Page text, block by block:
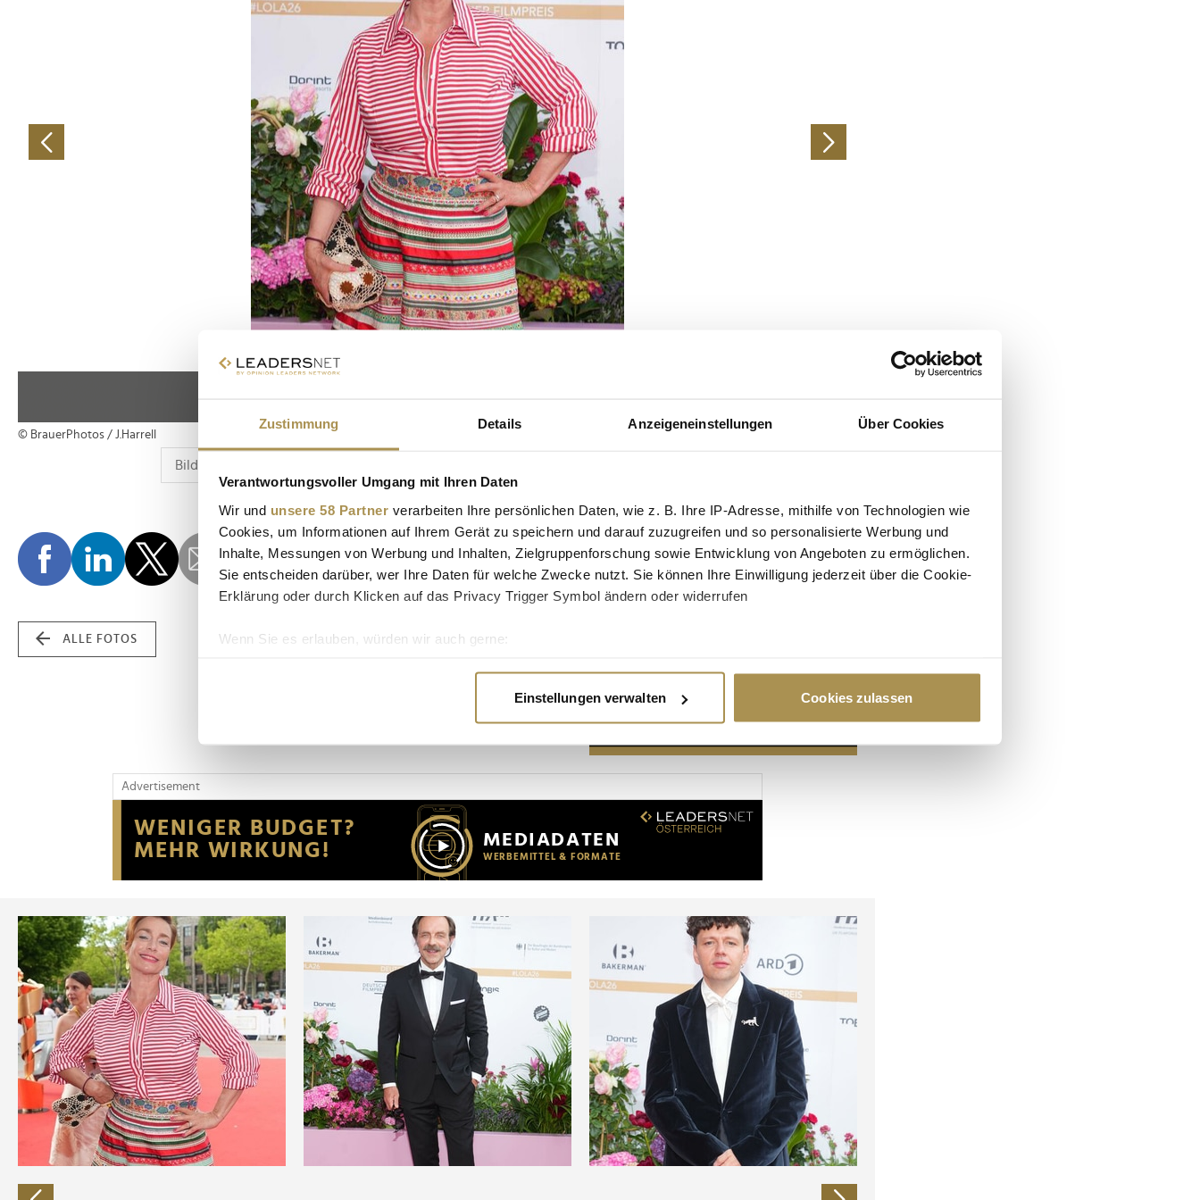
Zustimmung Details Anzeigeneinstellungen Über Cookies
Verantwortungsvoller Umgang mit Ihren Daten
Wir und unsere 58 Partner verarbeiten Ihre persönlichen Daten, wie z. B. Ihre IP-Adresse, mithilfe von Technologien wie
Cookies, um Informationen auf Ihrem Gerät zu speichern und darauf zuzugreifen und so personalisierte Werbung und
Inhalte, Messungen von Werbung und Inhalten, Zielgruppenforschung sowie Entwicklung von Angeboten zu ermöglichen.
Sie entscheiden darüber, wer Ihre Daten für welche Zwecke nutzt. Sie können Ihre Einwilligung jederzeit über die Cookie-
Erklärung oder durch Klicken auf das Privacy Trigger Symbol ändern oder widerrufen
Wenn Sie es erlauben, würden wir auch gerne:
Erfahren Sie mehr darüber, wie Ihre persönlichen Daten verarbeitet werden, und legen Sie Ihre Präferenzen im
Wir verwenden Cookies, um Inhalte und Anzeigen zu personalisieren, Funktionen für soziale Medien anbieten zu können
Website an unsere Partner für soziale Medien, Werbung und Analysen weiter. Unsere Partner führen diese Informationen
möglicherweise mit weiteren Daten zusammen, die Sie ihnen bereitgestellt haben oder die sie im Rahmen Ihrer Nutzung
der Dienste gesammelt haben.
Einstellungen verwalten Cookies zulassen
© BrauerPhotos / J.Harrell
ALLE FOTOS
Advertisement
Advertisement